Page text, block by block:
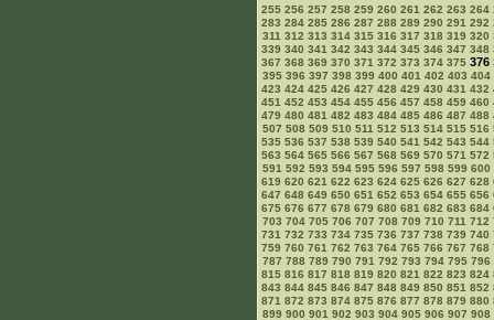
255 256 257 258 259 260 261 262 263 264
283 284 285 286 287 288 289 290 291 292
311 312 313 314 315 316 317 318 319 320
339 340 341 342 343 344 345 346 347 348
367 368 369 370 371 372 373 374 375 376
395 396 397 398 399 400 401 402 403 404
423 424 425 426 427 428 429 430 431 432
451 452 453 454 455 456 457 458 459 460
479 480 481 482 483 484 485 486 487 488
507 508 509 510 511 512 513 514 515 516
535 536 537 538 539 540 541 542 543 544
563 564 565 566 567 568 569 570 571 572
591 592 593 594 595 596 597 598 599 600
619 620 621 622 623 624 625 626 627 628
647 648 649 650 651 652 653 654 655 656
675 676 677 678 679 680 681 682 683 684
703 704 705 706 707 708 709 710 711 712
731 732 733 734 735 736 737 738 739 740
759 760 761 762 763 764 765 766 767 768
787 788 789 790 791 792 793 794 795 796
815 816 817 818 819 820 821 822 823 824
843 844 845 846 847 848 849 850 851 852
871 872 873 874 875 876 877 878 879 880
899 900 901 902 903 904 905 906 907 908